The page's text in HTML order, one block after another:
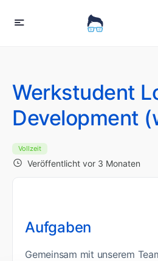
Werkstudent
Development
Vollzeit
Veröffentlicht vor 3 Monaten
Aufgaben
Gemeinsam mit unserem